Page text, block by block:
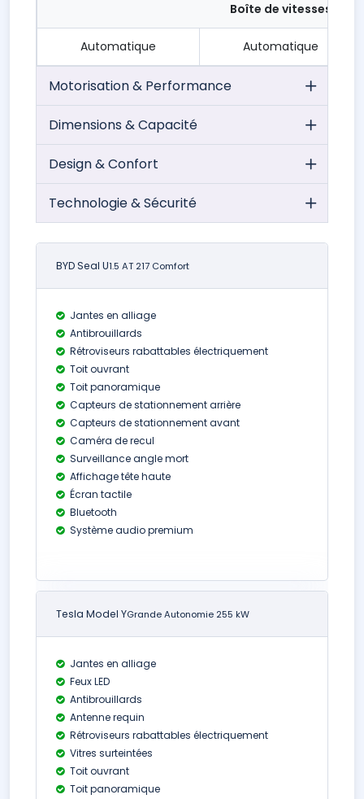
Boîte de vitesses
Automatique Automatique
Motorisation & Performance
Dimensions & Capacité
Design & Confort
Technologie & Sécurité
BYD Seal U1.5 AT 217 Comfort
Jantes en alliage
Antibrouillards
Rétroviseurs rabattables électriquement
Toit ouvrant
Toit panoramique
Capteurs de stationnement arrière
Capteurs de stationnement avant
Caméra de recul
Surveillance angle mort
Affichage tête haute
Écran tactile
Bluetooth
Système audio premium
Tesla Model YGrande Autonomie 255 kW
Jantes en alliage
Feux LED
Antibrouillards
Antenne requin
Rétroviseurs rabattables électriquement
Vitres surteintées
Toit ouvrant
Toit panoramique